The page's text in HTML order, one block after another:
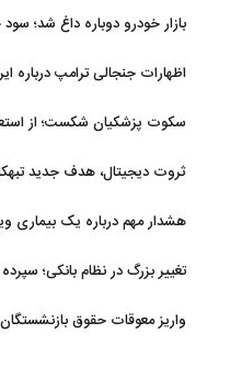
بازار خودرو دوباره داغ شد؛
اظهارات جنجالی ترامپ درباره
سکوت پزشکیان شکست؛ از
ثروت دیجیتال، هدف جدید
هشدار مهم درباره یک بیماری
تغییر بزرگ در نظام بانکی؛
واریز معوقات حقوق